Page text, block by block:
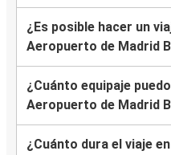
¿Es posible hacer un
Aeropuerto de Madrid
¿Cuánto equipaje
Aeropuerto de Madrid
¿Cuánto dura el viaje